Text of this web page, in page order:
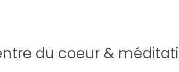
du coeur &